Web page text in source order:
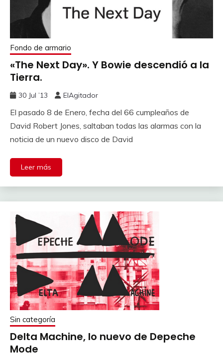
Fondo de armario
«The Next Day». Y Bowie descendió a la
Tierra.
30 Jul ’13 ElAgitador
El pasado 8 de Enero, fecha del 66 cumpleaños de
David Robert Jones, saltaban todas las alarmas con la
noticia de un nuevo disco de David
Leer más
Sin categoría
Delta Machine, lo nuevo de Depeche
Mode